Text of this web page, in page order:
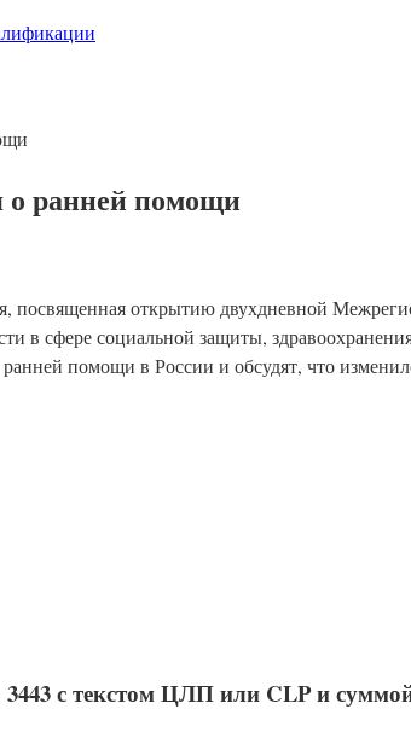
о ранней помощи
посвященная открытию двухдневной
в сфере социальной защиты,
помощи в России и обсудят, что
с текстом ЦЛП или CLP и